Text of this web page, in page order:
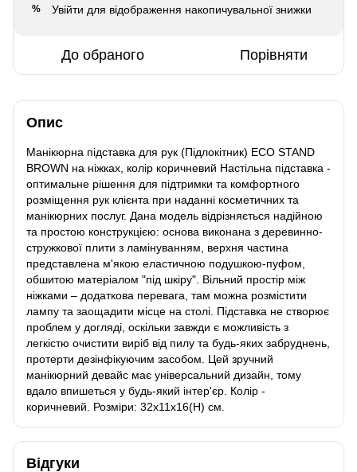
% Увійти для відображення накопичувальної знижки
До обраного Порівняти
Опис
Манікюрна підставка для рук (Підлокітник) ECO STAND
BROWN на ніжках, колір коричневий Настільна підставка -
оптимальне рішення для підтримки та комфортного
розміщення рук клієнта при наданні косметичних та
манікюрних послуг. Дана модель відрізняється надійною
та простою конструкцією: основа виконана з деревинно-
стружкової плити з ламінуванням, верхня частина
представлена м'якою еластичною подушкою-пуфом,
обшитою матеріалом "під шкіру". Вільний простір між
ніжками – додаткова перевага, там можна розмістити
лампу та заощадити місце на столі. Підставка не створює
проблем у догляді, оскільки завжди є можливість з
легкістю очистити виріб від пилу та будь-яких забруднень,
протерти дезінфікуючим засобом. Цей зручний
манікюрний девайс має універсальний дизайн, тому
вдало впишеться у будь-який інтер'єр. Колір -
коричневий. Розміри: 32х11х16(H) см.
Відгуки